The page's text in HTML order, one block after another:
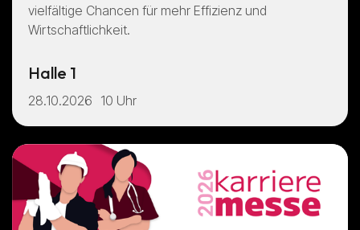
vielfältige Chancen für mehr Effizienz und
Wirtschaftlichkeit.
Halle 1
28.10.2026 10 Uhr